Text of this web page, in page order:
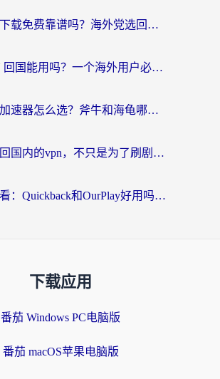
雷霆加速下载免费靠谱吗？海外党选回国加速器的避坑指南（附热门工具对比）
NordVPN 回国能用吗？一个海外用户必须面对的真实困境
海外回国加速器怎么选？斧牛和海龟哪个好？一篇帮你避开坑的实用指南
从匈牙利回国内的vpn，不只是为了刷剧那么简单
海外党必看：Quickback和OurPlay好用吗？3分钟选对回国加速器，无缝刷剧玩游戏
下载应用
番茄 Windows PC电脑版
番茄 macOS苹果电脑版